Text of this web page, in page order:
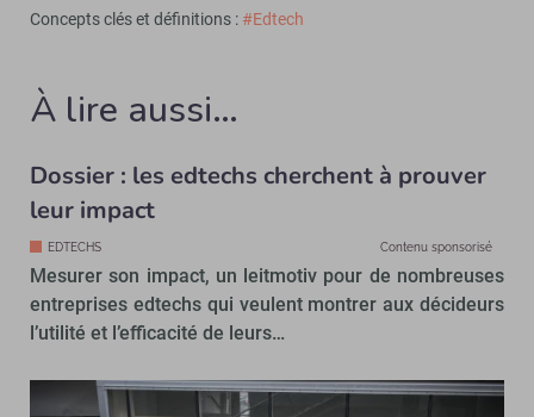
Concepts clés et définitions : #Edtech
À lire aussi…
Dossier : les edtechs cherchent à prouver
leur impact
EDTECHS Contenu sponsorisé
Mesurer son impact, un leitmotiv pour de nombreuses
entreprises edtechs qui veulent montrer aux décideurs
l’utilité et l’efficacité de leurs…